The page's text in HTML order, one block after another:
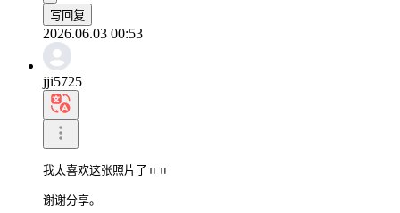
写回复
2026.06.03 00:53
jji5725
我太喜欢这张照片了ㅠㅠ
谢谢分享。